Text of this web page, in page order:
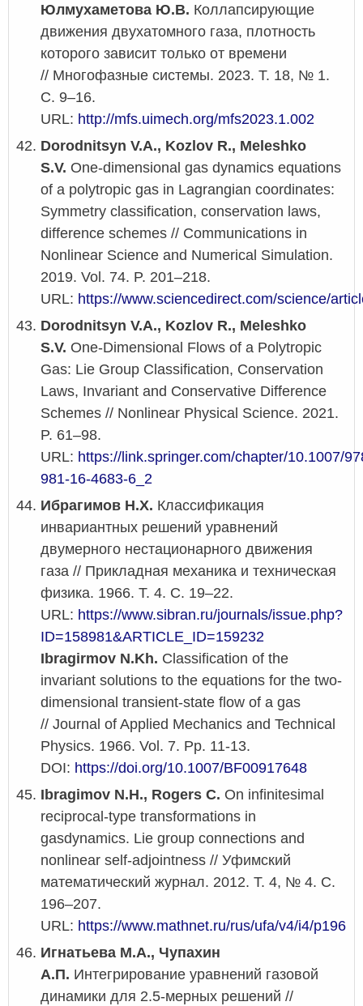
Юлмухаметова Ю.В. Коллапсирующие
движения двухатомного газа, плотность
которого зависит только от времени
// Многофазные системы. 2023. Т. 18, № 1.
С. 9–16.
URL: http://mfs.uimech.org/mfs2023.1.002
Dorodnitsyn V.A., Kozlov R., Meleshko
S.V. One-dimensional gas dynamics equations
of a polytropic gas in Lagrangian coordinates:
Symmetry classification, conservation laws,
difference schemes // Communications in
Nonlinear Science and Numerical Simulation.
2019. Vol. 74. P. 201–218.
URL: https://www.sciencedirect.com/science/
Dorodnitsyn V.A., Kozlov R., Meleshko
S.V. One-Dimensional Flows of a Polytropic
Gas: Lie Group Classification, Conservation
Laws, Invariant and Conservative Difference
Schemes // Nonlinear Physical Science. 2021.
P. 61–98.
URL: https://link.springer.com/chapter/10.1007/
981-16-4683-6_2
Ибрагимов Н.Х. Классификация
инвариантных решений уравнений
двумерного нестационарного движения
газа // Прикладная механика и техническая
физика. 1966. Т. 4. С. 19–22.
URL: https://www.sibran.ru/journals/issue.php?
ID=158981&ARTICLE_ID=159232
Ibragirmov N.Kh. Classification of the
invariant solutions to the equations for the two-
dimensional transient-state flow of a gas
// Journal of Applied Mechanics and Technical
Physics. 1966. Vol. 7. Pp. 11-13.
DOI: https://doi.org/10.1007/BF00917648
Ibragimov N.H., Rogers C. On infinitesimal
reciprocal-type transformations in
gasdynamics. Lie group connections and
nonlinear self-adjointness // Уфимский
математический журнал. 2012. Т. 4, № 4. С.
196–207.
URL: https://www.mathnet.ru/rus/ufa/v4/i4/p196
Игнатьева М.А., Чупахин
А.П. Интегрирование уравнений газовой
динамики для 2.5-мерных решений //